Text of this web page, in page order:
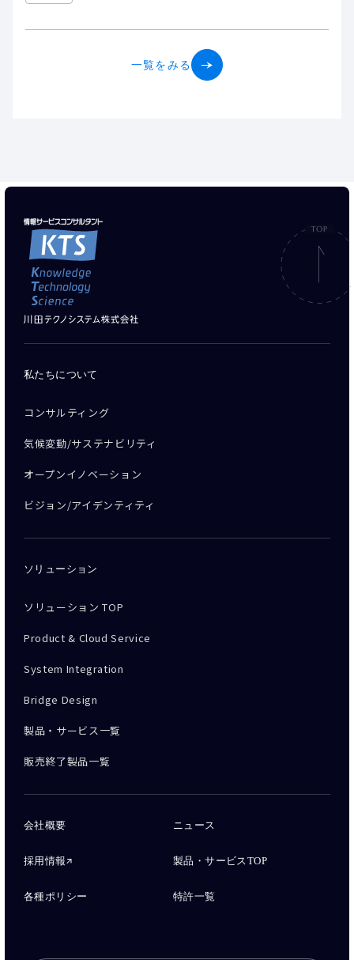
一覧をみる
私たちについて
コンサルティング
気候変動/サステナビリティ
オープンイノベーション
ビジョン/アイデンティティ
ソリューション
ソリューション TOP
Product & Cloud Service
System Integration
Bridge Design
製品・サービス一覧
販売終了製品一覧
会社概要 ニュース
採用情報 製品・サービスTOP
各種ポリシー 特許一覧